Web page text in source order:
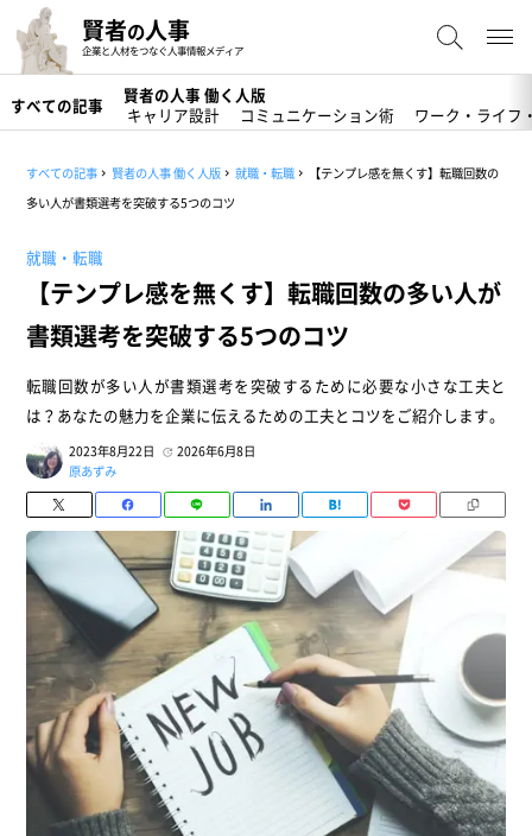
賢者の人事
企業と人材をつなぐ人事情報メディア
すべての記事
賢者の人事 働く人版
キャリア設計
コミュニケーション術 ワーク・ライフ
すべての記事 賢者の人事 働く人版 就職・転職
【テンプレ感を無くす】転職回数の
多い人が書類選考を突破する5つのコツ
就職・転職
【テンプレ感を無くす】転職回数の多い人が
書類選考を突破する5つのコツ
転職回数が多い人が書類選考を突破するために必要な小さな工夫と
は？あなたの魅力を企業に伝えるための工夫とコツをご紹介します。
2023年8月22日
2026年6月8日
原あずみ